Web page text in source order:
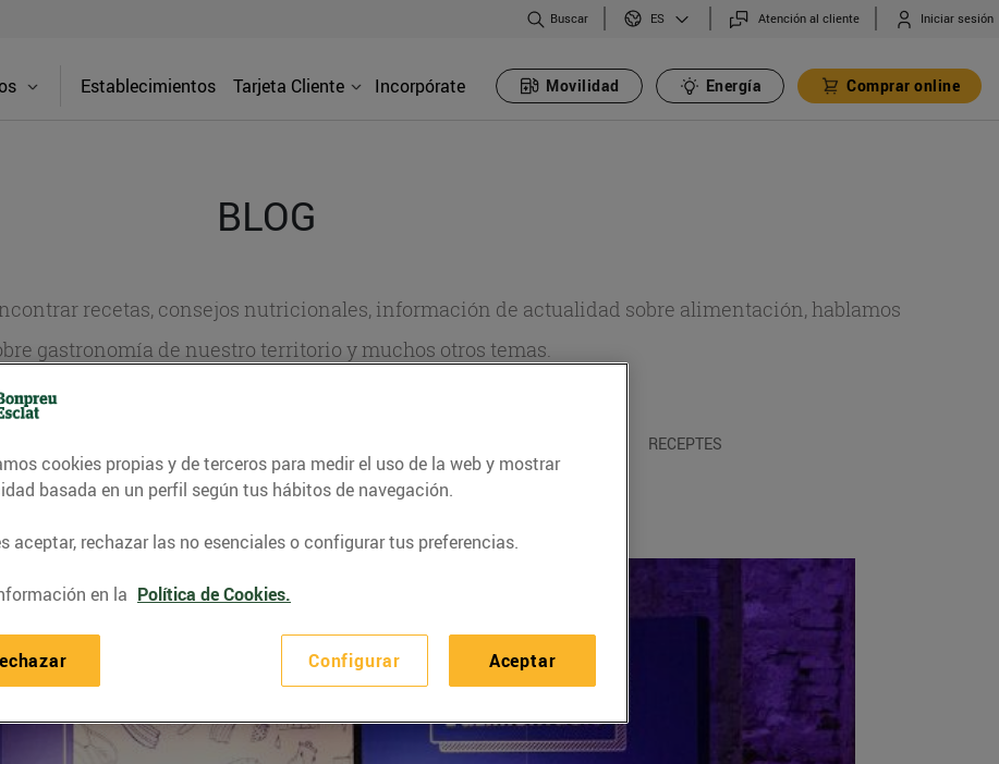
Buscar ES Atención al cliente Iniciar sesión
Establecimientos Tarjeta Cliente Incorpórate Movilidad Energía Comprar online
BLOG
recetas, consejos nutricionales, información de actualidad sobre alimentación, hablamos
gastronomía de nuestro territorio y muchos otros temas.
RECEPTES
cookies propias y de terceros para medir el uso de la web y mostrar
basada en un perfil según tus hábitos de navegación.
aceptar, rechazar las no esenciales o configurar tus preferencias.
en la Política de Cookies.
Configurar Aceptar